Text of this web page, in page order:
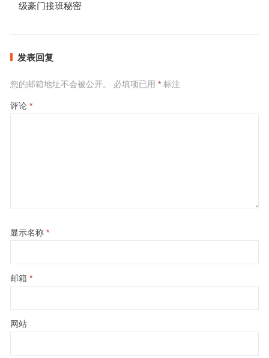
级豪门接班秘密
发表回复
您的邮箱地址不会被公开。 必填项已用 *标注
评论 *
显示名称 *
邮箱 *
网站